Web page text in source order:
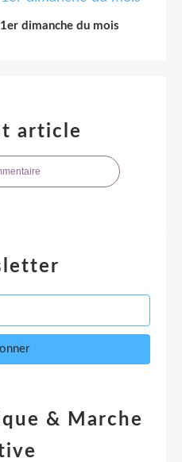
dimanche du mois
article
& Marche